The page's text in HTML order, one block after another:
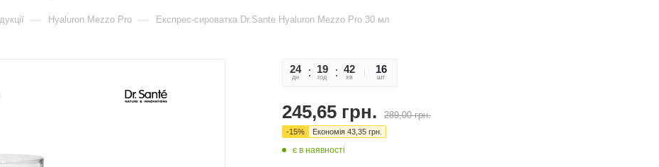
— Hyaluron Mezzo Pro — Експрес-сироватка Dr.Sante Hyaluron Mezzo Pro 30 мл
24
дн
19
год
41
хв
58
сек
16
шт
245,65 грн. 289,00грн.
-15% Економія 43,35 грн.
є в наявності